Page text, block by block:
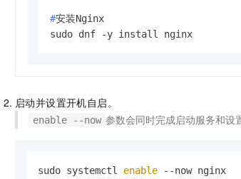
#安装Nginx
sudo dnf -y install nginx
启动并设置开机自启。
enable --now 参数会同时完成启动服务和设
sudo systemctl enable --now nginx